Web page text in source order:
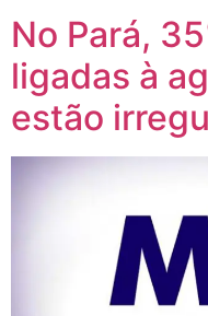
No Pará,
ligadas à
estão